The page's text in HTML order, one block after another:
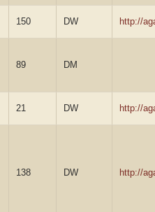
150 DW http://
89 DM
21 DW http://
138 DW http://